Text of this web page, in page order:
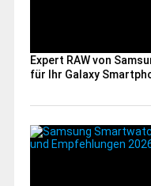
Expert RAW von
für Ihr Galaxy